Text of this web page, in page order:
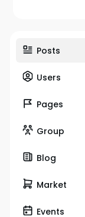
Posts
Users
Pages
Group
Blog
Market
Events